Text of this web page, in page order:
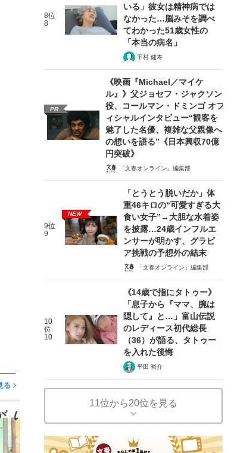
る
8位
8
いる」彼女は精神病では
なかった…脳みそを調べ
てわかった51歳女性の
「本当の病名」
下村 健寿
PR
《映画『Michael／マイケ
ル』》父ジョセフ・ジャクソン
役、コールマン・ドミンゴ オフ
ィシャルインタビュー“観客を
魅了した名優、複雑な父親像へ
の想いを語る”《日本興収70億
円突破》
「文春オンライン」編集部
9位
9
NEW
「とうとう脱いだか」体
重46キロの“可愛すぎる大
食い女子”→大胆な水着姿
を披露…24歳インフルエ
ンサーが明かす、グラビ
ア挑戦の予想外の結末
「文春オンライン」編集部
10
位
10
《14歳で指にタトゥー》
「息子から『ママ、腕は
隠して』と…」富山伝説
のレディース初代総長
（36）が語る、タトゥー
を入れた後悔
平田 裕介
11位から20位を見る